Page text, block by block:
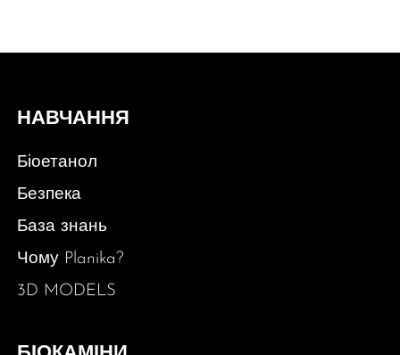
НАВЧАННЯ
Біоетанол
Безпека
База знань
Чому Planika?
3D MODELS